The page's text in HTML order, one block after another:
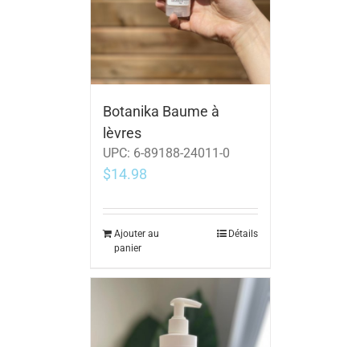
Botanika Baume à
lèvres
UPC: 6-89188-24011-0
$14.98
Ajouter au
panier
Détails